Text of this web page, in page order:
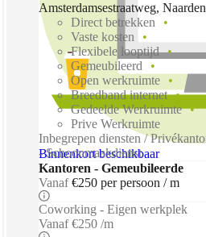
Binnenkort beschikbaar
Amsterdamsestraatweg,
Direct betrekken
Vaste kosten
Flexibele looptijd
Gemeubileerd
Open werkruimte
Breedband internet
Gedeelde Werkruimte
Prive Werkruimte
Inbegrepen diensten /
- Schoonmaakdienst
Kantoren - Gemeubileerde
Vanaf €250 per persoon / m
Coworking - Eigen werkplek
Vanaf €250 /m